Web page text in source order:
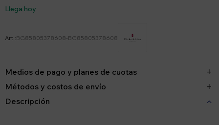
Llega hoy
BG85805378608-BG85805378608
Medios de pago y planes de cuotas
Métodos y costos de envío
Descripción